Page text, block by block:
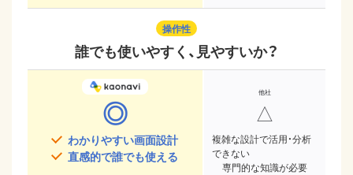
操作性
誰でも使いやすく、見やすいか？
◎
わかりやすい画面設計
直感的で誰でも使える
△
複雑な設計で活用・分析
できない
専門的な知識が必要